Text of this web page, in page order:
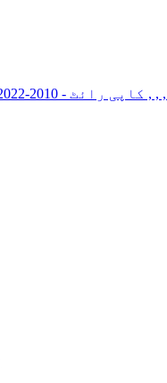
© کاپی رائٹ - 2010-2022: جملہ حقوق محفوظ ہیں۔ , ,